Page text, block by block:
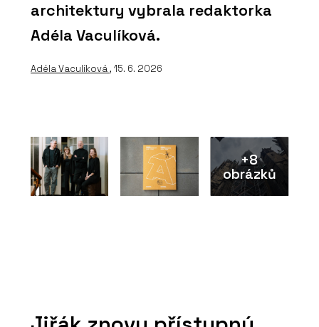
architektury vybrala redaktorka
Adéla Vaculíková.
Adéla Vaculíková, 15. 6. 2026
+8
obrázků